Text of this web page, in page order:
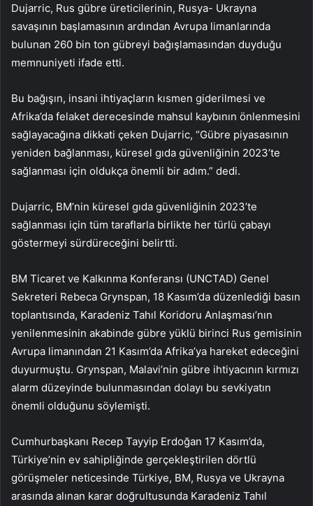
Dujarric, Rus gübre üreticilerinin, Rusya- Ukrayna
savaşının başlamasının ardından Avrupa limanlarında
bulunan 260 bin ton gübreyi bağışlamasından duyduğu
memnuniyeti ifade etti.
Bu bağışın, insani ihtiyaçların kısmen giderilmesi ve
Afrika’da felaket derecesinde mahsul kaybının önlenmesini
sağlayacağına dikkati çeken Dujarric, “Gübre piyasasının
yeniden bağlanması, küresel gıda güvenliğinin 2023’te
sağlanması için oldukça önemli bir adım.” dedi.
Dujarric, BM’nin küresel gıda güvenliğinin 2023’te
sağlanması için tüm taraflarla birlikte her türlü çabayı
göstermeyi sürdüreceğini belirtti.
BM Ticaret ve Kalkınma Konferansı (UNCTAD) Genel
Sekreteri Rebeca Grynspan, 18 Kasım’da düzenlediği basın
toplantısında, Karadeniz Tahıl Koridoru Anlaşması’nın
yenilenmesinin akabinde gübre yüklü birinci Rus gemisinin
Avrupa limanından 21 Kasım’da Afrika’ya hareket edeceğini
duyurmuştu. Grynspan, Malavi’nin gübre ihtiyacının kırmızı
alarm düzeyinde bulunmasından dolayı bu sevkiyatın
önemli olduğunu söylemişti.
Cumhurbaşkanı Recep Tayyip Erdoğan 17 Kasım’da,
Türkiye’nin ev sahipliğinde gerçekleştirilen dörtlü
görüşmeler neticesinde Türkiye, BM, Rusya ve Ukrayna
arasında alınan karar doğrultusunda Karadeniz Tahıl